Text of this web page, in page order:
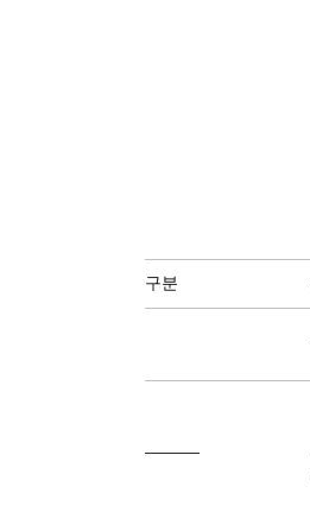
구분